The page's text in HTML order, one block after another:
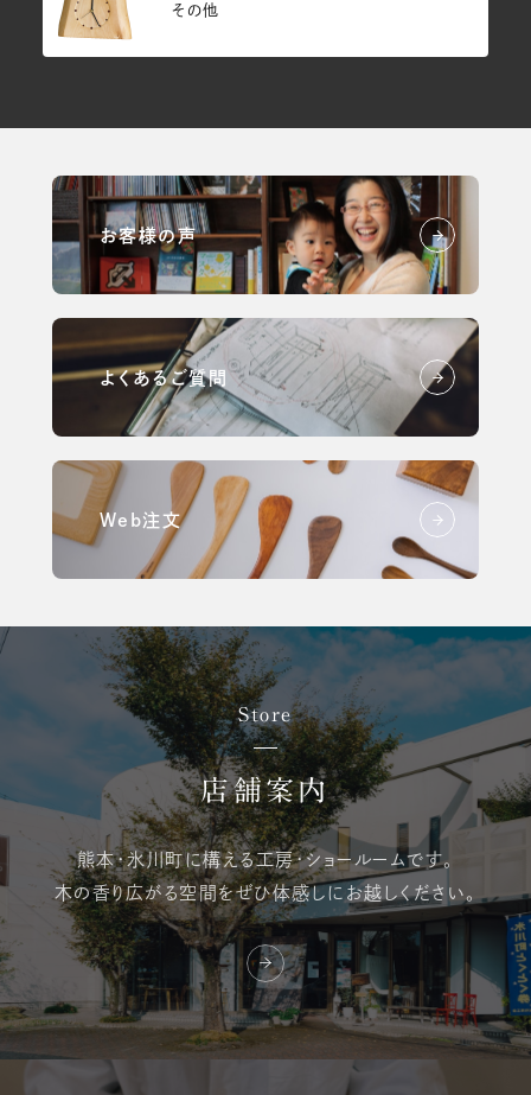
その他
お客様の声
よくあるご質問
Web注文
Store
店舗案内
熊本・氷川町に構える工房・ショールームです。
木の香り広がる空間をぜひ体感しにお越しください。